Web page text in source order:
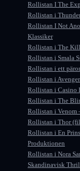
Rollistan I The
Rollistan i
Rollistan I Not
Klassiker
Rollistan i The
Rollistan i Smala
Rollistan i ett
Rollistan i
Rollistan i Casino
Rollistan i The
Rollistan i Venom
Rollistan i Thor
Rollistan i En
Produktionen
Rollistan i Nora
Skandinavisk